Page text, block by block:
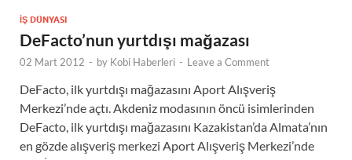
İŞ DÜNYASI
DeFacto’nun yurtdışı mağazası
02 Mart 2012 - by Kobi Haberleri - Leave a Comment
DeFacto, ilk yurtdışı mağazasını Aport Alışveriş
Merkezi’nde açtı. Akdeniz modasının öncü isimlerinden
DeFacto, ilk yurtdışı mağazasını Kazakistan’da Almata’nın
en gözde alışveriş merkezi Aport Alışveriş Merkezi’nde